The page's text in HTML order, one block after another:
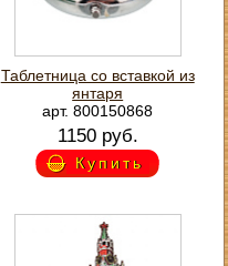
Таблетница со вставкой из
янтаря
арт. 800150868
1150 руб.
Купить